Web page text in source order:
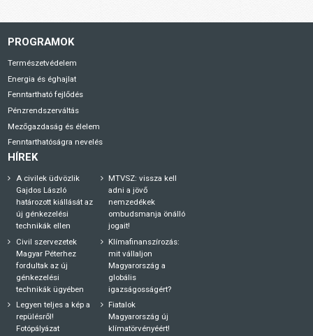
PROGRAMOK
Természetvédelem
Energia és éghajlat
Fenntartható fejlődés
Pénzrendszerváltás
Mezőgazdaság és élelem
Fenntarthatóságra nevelés
HÍREK
A civilek üdvözlik
Gajdos László
határozott kiállását az
új génkezelési
technikák ellen
Civil szervezetek
Magyar Péterhez
fordultak az új
génkezelési
technikák ügyében
Legyen teljes a kép a
repülésről!
Fotópályázat
MTVSZ: vissza kell
adni a jövő
nemzedékek
ombudsmanja önálló
jogait!
Klímafinanszírozás:
mit vállaljon
Magyarország a
globális
igazságosságért?
Fiatalok
Magyarország új
klímatörvényéért!